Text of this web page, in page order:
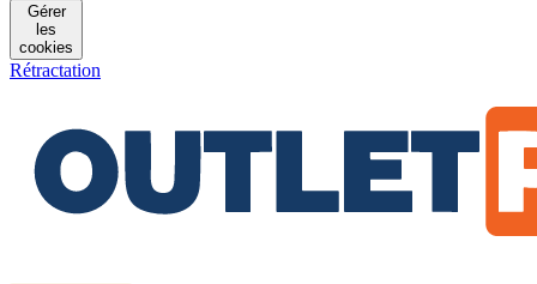
Gérer
les
cookies
Rétractation